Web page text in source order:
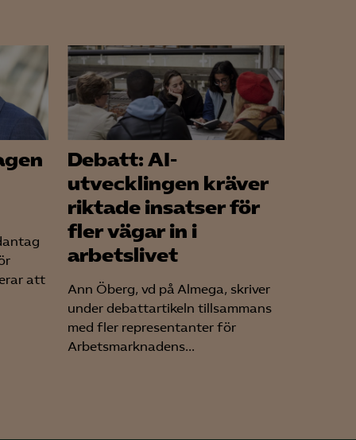
att
Debatt: AI-
utvecklingen kräver
riktade insatser för
fler vägar in i
arbetslivet
Ann Öberg, vd på Almega, skriver
under debattartikeln tillsammans
med fler representanter för
Arbetsmarknadens...